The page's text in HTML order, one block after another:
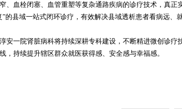
、血栓闭塞、血管重塑等复杂通路疾病的诊疗技术，真正
的县域一站式闭环诊疗，有效解决县域透析患者看病远、
安一院肾脏病科将持续深耕专科建设，不断精进微创诊疗
，持续提升辖区群众就医获得感、安全感与幸福感。